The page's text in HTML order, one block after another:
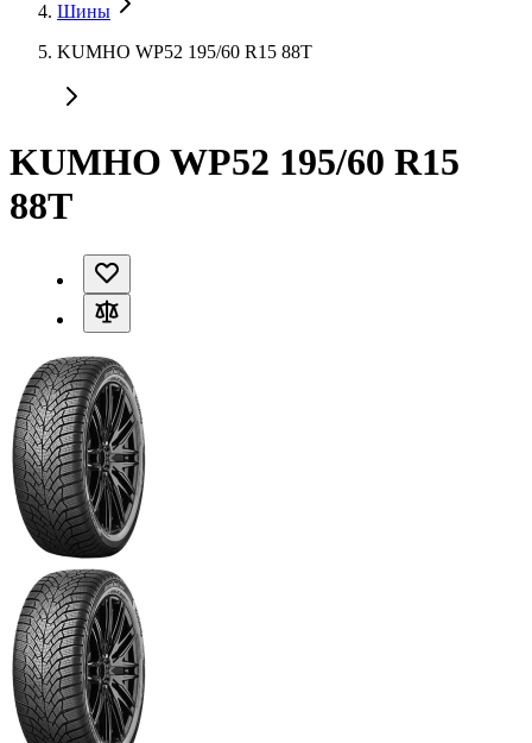
Шины
KUMHO WP52 195/60 R15 88T
KUMHO WP52 195/60 R15
88T